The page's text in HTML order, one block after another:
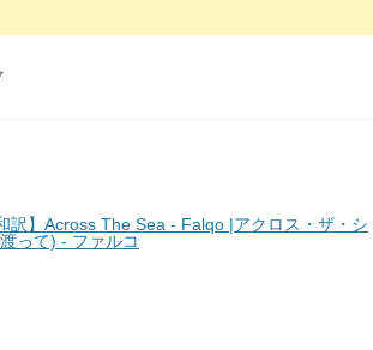
訳】Across The Sea - Falqo |アクロス・ザ・シ
って) - ファルコ